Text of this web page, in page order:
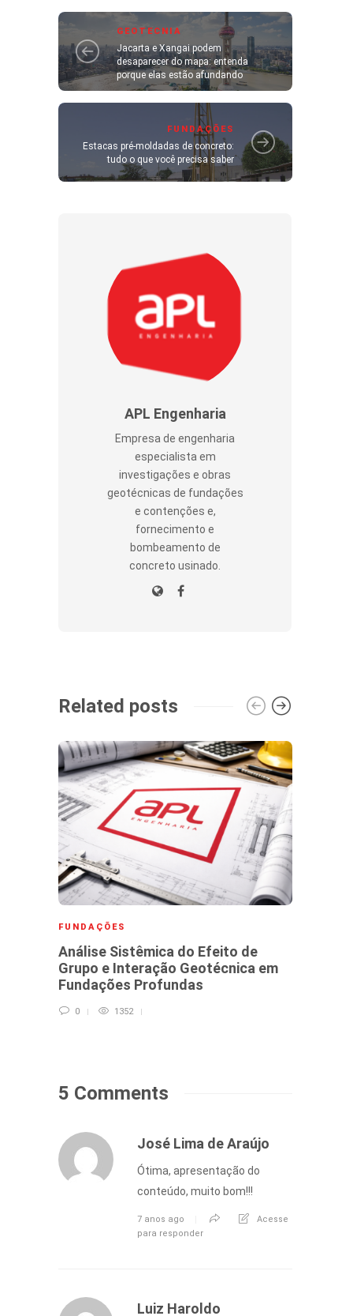
GEOTECNIA
Jacarta e Xangai podem
desaparecer do mapa: entenda
porque elas estão afundando
FUNDAÇÕES
Estacas pré-moldadas de concreto:
tudo o que você precisa saber
APL Engenharia
Empresa de engenharia
especialista em
investigações e obras
geotécnicas de fundações
e contenções e,
fornecimento e
bombeamento de
concreto usinado.
Related posts
FUNDAÇÕES
Análise Sistêmica do Efeito de
Grupo e Interação Geotécnica em
Fundações Profundas
0 1352
5 Comments
José Lima de Araújo
Ótima, apresentação do
conteúdo, muito bom!!!
7 anos ago
Acesse
para responder
Luiz Haroldo